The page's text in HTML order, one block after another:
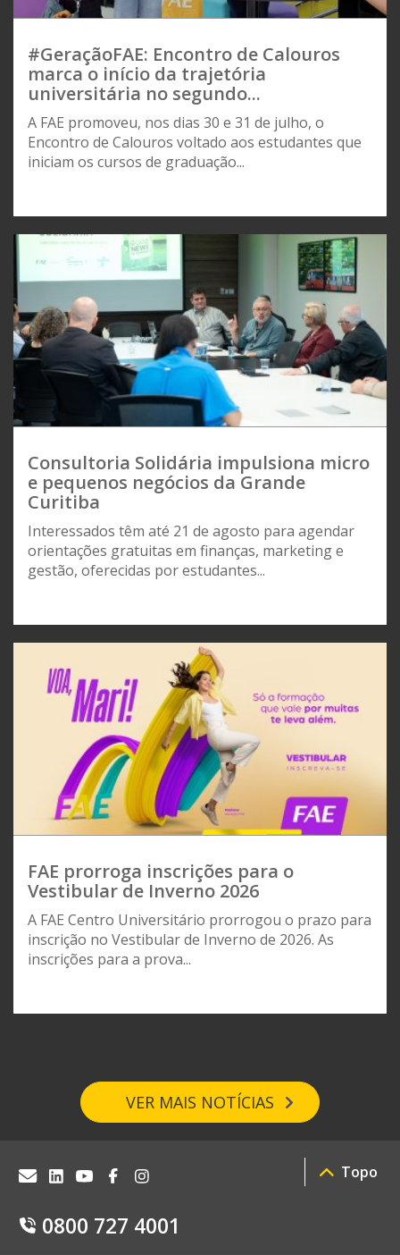
#GeraçãoFAE: Encontro de Calouros
marca o início da trajetória
universitária no segundo...
A FAE promoveu, nos dias 30 e 31 de julho, o
Encontro de Calouros voltado aos estudantes que
iniciam os cursos de graduação...
Consultoria Solidária impulsiona micro
e pequenos negócios da Grande
Curitiba
Interessados têm até 21 de agosto para agendar
orientações gratuitas em finanças, marketing e
gestão, oferecidas por estudantes...
FAE prorroga inscrições para o
Vestibular de Inverno 2026
A FAE Centro Universitário prorrogou o prazo para
inscrição no Vestibular de Inverno de 2026. As
inscrições para a prova...
VER MAIS NOTÍCIAS
0800 727 4001
Topo